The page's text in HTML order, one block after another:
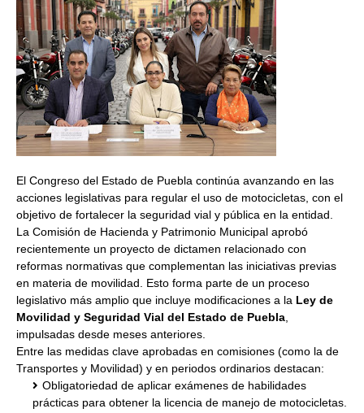
El Congreso del Estado de Puebla continúa avanzando en las
acciones legislativas para regular el uso de motocicletas, con el
objetivo de fortalecer la seguridad vial y pública en la entidad.
La Comisión de Hacienda y Patrimonio Municipal aprobó
recientemente un proyecto de dictamen relacionado con
reformas normativas que complementan las iniciativas previas
en materia de movilidad. Esto forma parte de un proceso
legislativo más amplio que incluye modificaciones a la Ley de
Movilidad y Seguridad Vial del Estado de Puebla
impulsadas desde meses anteriores.
Entre las medidas clave aprobadas en comisiones (como la de
Transportes y Movilidad) y en periodos ordinarios destacan:
Obligatoriedad de aplicar exámenes de habilidades
prácticas para obtener la licencia de manejo de motocicletas.